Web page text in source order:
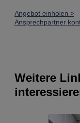
Angebot einholen >
Ansprechpartner
Weitere